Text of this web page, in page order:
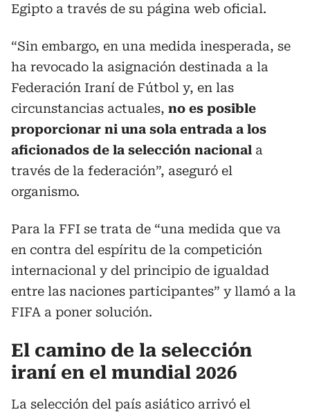
Egipto a través de su página web oficial.
“Sin embargo, en una medida inesperada, se
ha revocado la asignación destinada a la
Federación Iraní de Fútbol y, en las
circunstancias actuales, no es posible
proporcionar ni una sola entrada a los
aficionados de la selección nacional a
través de la federación”, aseguró el
organismo.
Para la FFI se trata de “una medida que va
en contra del espíritu de la competición
internacional y del principio de igualdad
entre las naciones participantes” y llamó a la
FIFA a poner solución.
El camino de la selección
iraní en el mundial 2026
La selección del país asiático arrivó el